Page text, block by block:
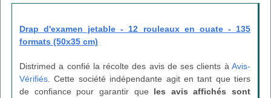
Drap d'examen jetable - 12 rouleaux en ouate - 135
formats (50x35 cm)
Distrimed a confié la récolte des avis de ses clients à Avis-
Vérifiés . Cette société indépendante agit en tant que tiers
de confiance pour garantir que les avis affichés sont